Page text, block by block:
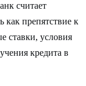
считает
препятствие к
ставки, условия
кредита в